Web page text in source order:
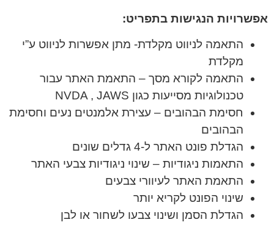
אפשרויות הנגישות בתפריט:
התאמה לניווט מקלדת- מתן אפשרות לניווט ע”י
מקלדת
התאמה לקורא מסך – התאמת האתר עבור
טכנולוגיות מסייעות כגון NVDA , JAWS
חסימת הבהובים – עצירת אלמנטים נעים וחסימת
הבהובים
הגדלת פונט האתר ל-4 גדלים שונים
התאמות ניגודיות – שינוי ניגודיות צבעי האתר
התאמת האתר לעיוורי צבעים
שינוי הפונט לקריא יותר
הגדלת הסמן ושינוי צבעו לשחור או לבן